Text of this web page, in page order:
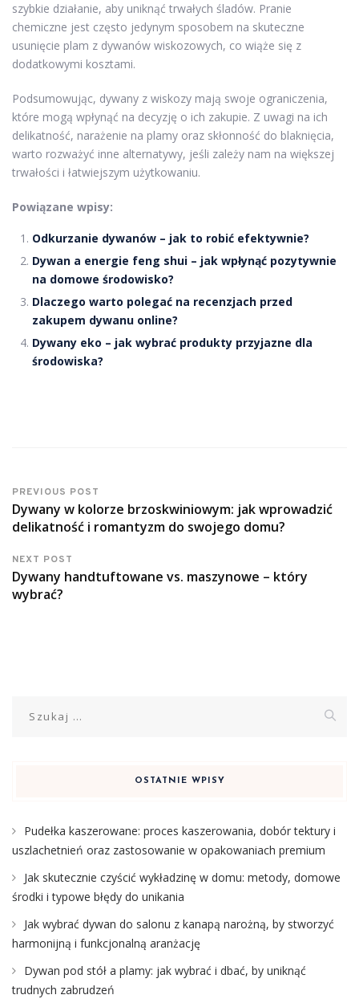
szybkie działanie, aby uniknąć trwałych śladów. Pranie
chemiczne jest często jedynym sposobem na skuteczne
usunięcie plam z dywanów wiskozowych, co wiąże się z
dodatkowymi kosztami.
Podsumowując, dywany z wiskozy mają swoje ograniczenia,
które mogą wpłynąć na decyzję o ich zakupie. Z uwagi na ich
delikatność, narażenie na plamy oraz skłonność do blaknięcia,
warto rozważyć inne alternatywy, jeśli zależy nam na większej
trwałości i łatwiejszym użytkowaniu.
Powiązane wpisy:
Odkurzanie dywanów – jak to robić efektywnie?
Dywan a energie feng shui – jak wpłynąć pozytywnie
na domowe środowisko?
Dlaczego warto polegać na recenzjach przed
zakupem dywanu online?
Dywany eko – jak wybrać produkty przyjazne dla
środowiska?
PREVIOUS POST
Dywany w kolorze brzoskwiniowym: jak wprowadzić
delikatność i romantyzm do swojego domu?
NEXT POST
Dywany handtuftowane vs. maszynowe – który
wybrać?
OSTATNIE WPISY
Pudełka kaszerowane: proces kaszerowania, dobór tektury i
uszlachetnień oraz zastosowanie w opakowaniach premium
Jak skutecznie czyścić wykładzinę w domu: metody, domowe
środki i typowe błędy do unikania
Jak wybrać dywan do salonu z kanapą narożną, by stworzyć
harmonijną i funkcjonalną aranżację
Dywan pod stół a plamy: jak wybrać i dbać, by uniknąć
trudnych zabrudzeń